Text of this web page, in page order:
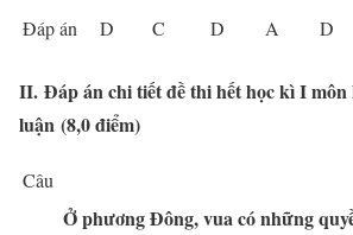
Đáp án D C D A D
II. Đáp án chi tiết đề thi hết học kì I
luận (8,0 điểm)
Câu Nội
Ở phương Đông, vua có những